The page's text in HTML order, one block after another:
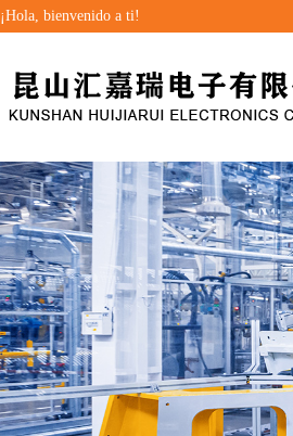
¡Hola, bienvenido a ti!